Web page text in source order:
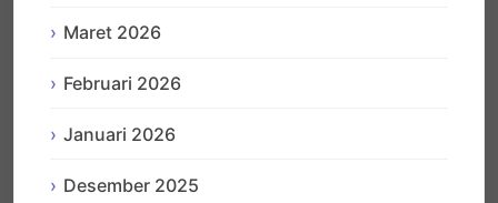
Maret 2026
Februari 2026
Januari 2026
Desember 2025